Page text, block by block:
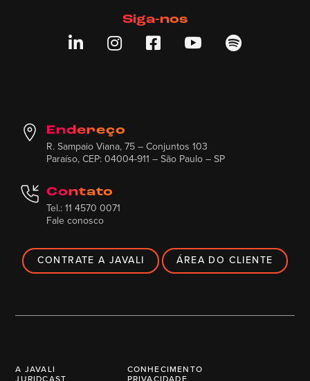
Siga-nos
    
Endereço
R. Sampaio Viana, 75 – Conjuntos 103
Paraíso, CEP: 04004-911 – São Paulo – SP
Contato
Tel.: 11 4570 0071
Fale conosco
CONTRATE A JAVALI ÁREA DO CLIENTE
A JAVALI CONHECIMENTO